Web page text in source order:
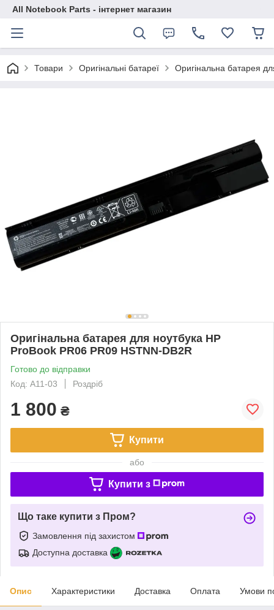
All Notebook Parts - інтернет магазин
Товари Оригінальні батареї Оригінальна батарея
Оригінальна батарея для ноутбука HP
ProBook PR06 PR09 HSTNN-DB2R
Готово до відправки
Код: A11-03
Роздріб
1 800 ₴
Купити
або
Купити з
Що таке купити з Пром?
Замовлення під захистом
Доступна доставка
Опис Характеристики Доставка Оплата Умови